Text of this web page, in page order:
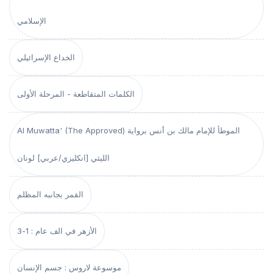
الإسلامي
الخداع الإسرائيلي
الكلمات المتقاطعة - المرحلة الأولى
Al Muwatta' (The Approved) الموطأ للإمام مالك بن أنس برواية
الليثي [انكليزي/عربي] لونان
القمر بجانبه المظلم
الأزهر في الف عام : 1-3
موسوعة لاروس : جسم الإنسان